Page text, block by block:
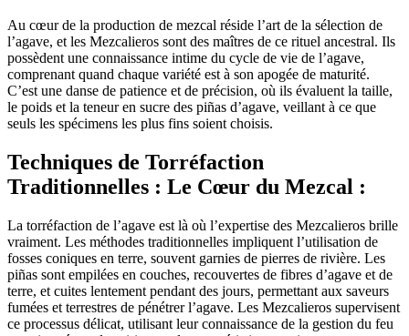
Au cœur de la production de mezcal réside l’art de la sélection de
l’agave, et les Mezcalieros sont des maîtres de ce rituel ancestral. Ils
possèdent une connaissance intime du cycle de vie de l’agave,
comprenant quand chaque variété est à son apogée de maturité.
C’est une danse de patience et de précision, où ils évaluent la taille,
le poids et la teneur en sucre des piñas d’agave, veillant à ce que
seuls les spécimens les plus fins soient choisis.
Techniques de Torréfaction
Traditionnelles : Le Cœur du Mezcal :
La torréfaction de l’agave est là où l’expertise des Mezcalieros brille
vraiment. Les méthodes traditionnelles impliquent l’utilisation de
fosses coniques en terre, souvent garnies de pierres de rivière. Les
piñas sont empilées en couches, recouvertes de fibres d’agave et de
terre, et cuites lentement pendant des jours, permettant aux saveurs
fumées et terrestres de pénétrer l’agave. Les Mezcalieros supervisent
ce processus délicat, utilisant leur connaissance de la gestion du feu